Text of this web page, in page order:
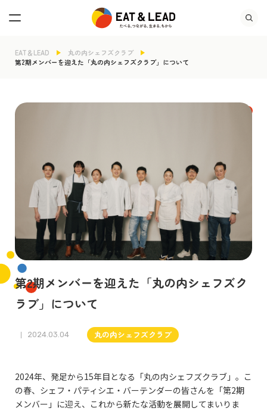
EAT＆LEAD
丸の内シェフズクラブ
第2期メンバーを迎えた「丸の内シェフズクラブ」について
第2期メンバーを迎えた「丸の内シェフズク
ラブ」について
2024.03.04 丸の内シェフズクラブ
2024年、発足から15年目となる「丸の内シェフズクラブ」。こ
の春、シェフ・パティシエ・バーテンダーの皆さんを「第2期
メンバー」に迎え、これから新たな活動を展開してまいりま